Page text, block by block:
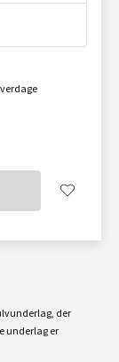
der
underlag er